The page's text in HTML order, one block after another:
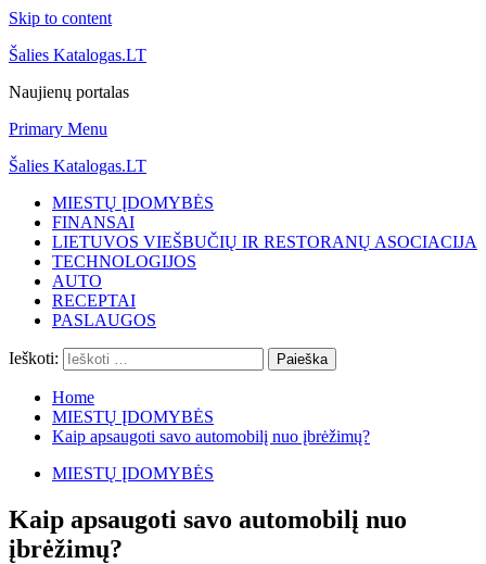
Skip to content
Šalies Katalogas.LT
Naujienų portalas
Primary Menu
Šalies Katalogas.LT
MIESTŲ ĮDOMYBĖS
FINANSAI
LIETUVOS VIEŠBUČIŲ IR RESTORANŲ ASOCIACIJA
TECHNOLOGIJOS
AUTO
RECEPTAI
PASLAUGOS
Ieškoti:
Home
MIESTŲ ĮDOMYBĖS
Kaip apsaugoti savo automobilį nuo įbrėžimų?
MIESTŲ ĮDOMYBĖS
Kaip apsaugoti savo automobilį nuo
įbrėžimų?